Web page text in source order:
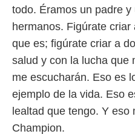
todo. Éramos un padre
hermanos. Figúrate
que es; figúrate criar a
salud y con la lucha que
me escucharán. Eso es
ejemplo de la vida. Eso
lealtad que tengo. Y
Champion.